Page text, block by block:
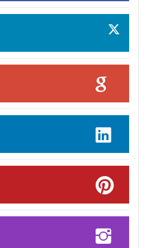
लायंस भवन में मनाया
राकेश राठौर का
के भाजपा
सम्मान*